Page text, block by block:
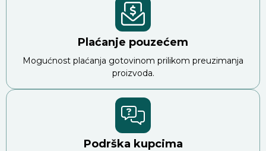
Plaćanje pouzećem
Mogućnost plaćanja gotovinom prilikom preuzimanja
proizvoda.
Podrška kupcima